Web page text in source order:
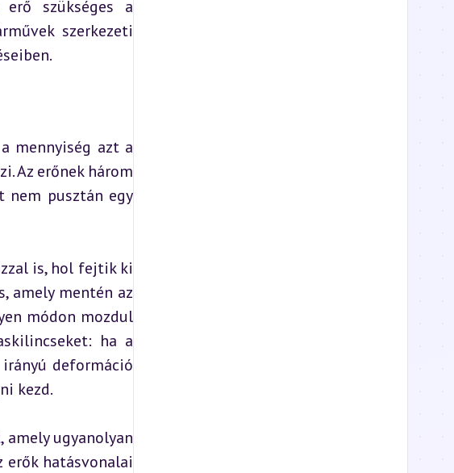
szükséges a
szerkezeti
mennyiség azt a
Az erőnek három
nem pusztán egy
is, hol fejtik ki
amely mentén az
módon mozdul
ha a
deformáció
kezd.
amely ugyanolyan
hatásvonalai